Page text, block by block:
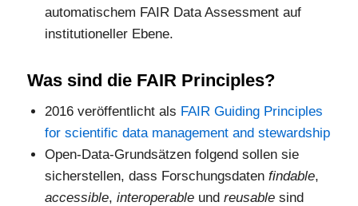
automatischem FAIR Data Assessment auf
institutioneller Ebene.
Was sind die FAIR Principles?
2016 veröffentlicht als FAIR Guiding Principles
for scientific data management and stewardship
Open-Data-Grundsätzen folgend sollen sie
sicherstellen, dass Forschungsdaten findable,
accessible, interoperableund reusablesind